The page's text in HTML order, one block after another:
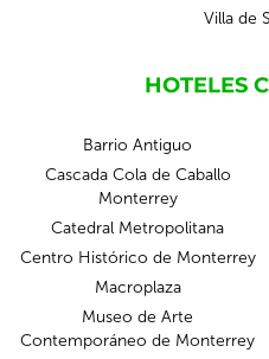
Villa de
HOTELES
Barrio Antiguo
Cascada Cola de Caballo
Monterrey
Catedral Metropolitana
Centro Histórico de Monterrey
Macroplaza
Museo de Arte
Contemporáneo de Monterrey